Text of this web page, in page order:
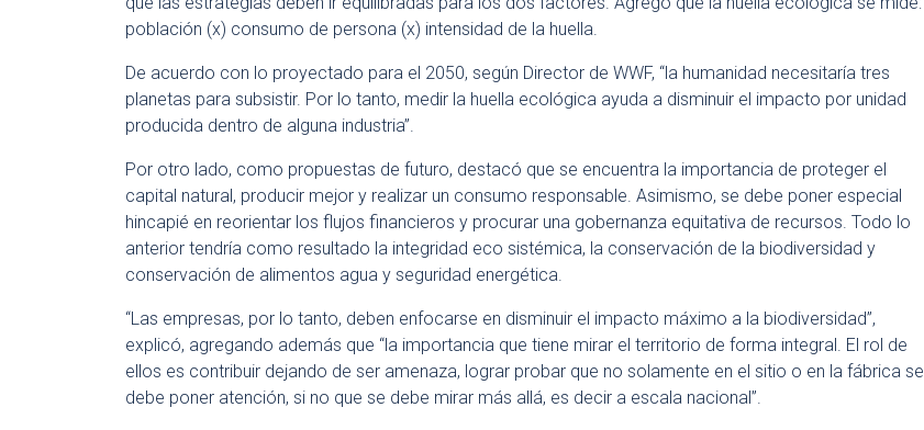
población (x) consumo de persona (x) intensidad de la huella.
De acuerdo con lo proyectado para el 2050, según Director de WWF, “la humanidad necesitaría tres
planetas para subsistir. Por lo tanto, medir la huella ecológica ayuda a disminuir el impacto por unidad
producida dentro de alguna industria”.
Por otro lado, como propuestas de futuro, destacó que se encuentra la importancia de proteger el
capital natural, producir mejor y realizar un consumo responsable. Asimismo, se debe poner especial
hincapié en reorientar los flujos financieros y procurar una gobernanza equitativa de recursos. Todo lo
anterior tendría como resultado la integridad eco sistémica, la conservación de la biodiversidad y
conservación de alimentos agua y seguridad energética.
“Las empresas, por lo tanto, deben enfocarse en disminuir el impacto máximo a la biodiversidad”,
explicó, agregando además que “la importancia que tiene mirar el territorio de forma integral. El rol de
ellos es contribuir dejando de ser amenaza, lograr probar que no solamente en el sitio o en la fábrica se
debe poner atención, si no que se debe mirar más allá, es decir a escala nacional”.